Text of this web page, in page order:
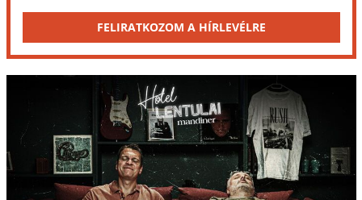
FELIRATKOZOM A HÍRLEVÉLRE